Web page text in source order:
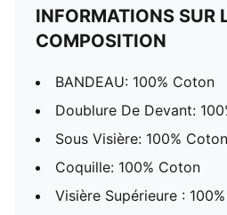
INFORMATIONS SUR
COMPOSITION
BANDEAU: 100% Coton
Doublure De Devant:
Sous Visière: 100% Coton
Coquille: 100% Coton
Visière Supérieure :